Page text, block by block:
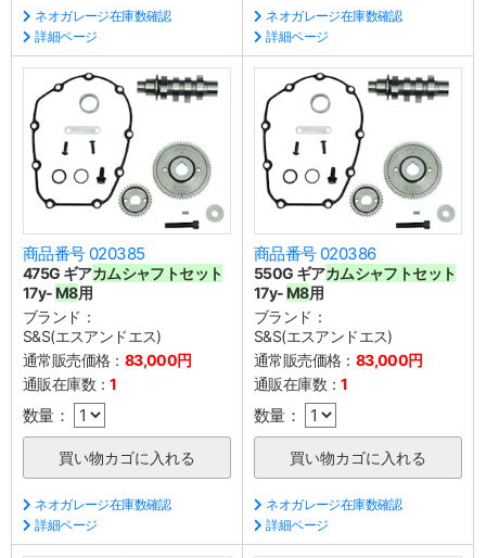
ネオガレージ在庫数確認
詳細ページ
ネオガレージ在庫数確認
詳細ページ
商品番号 020385
475G ギアカムシャフトセット
17y-M8用
ブランド：
S&S(エスアンドエス)
通常販売価格： 83,000円
通販在庫数：1
数量：
ネオガレージ在庫数確認
詳細ページ
商品番号 020386
550G ギアカムシャフトセット
17y-M8用
ブランド：
S&S(エスアンドエス)
通常販売価格： 83,000円
通販在庫数：1
数量：
ネオガレージ在庫数確認
詳細ページ